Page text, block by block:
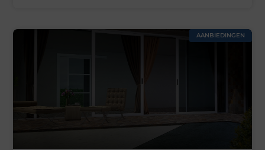
AANBIEDINGEN